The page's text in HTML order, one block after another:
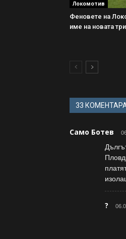
Локомотив
Феновете на
име на новата
33
Само Ботев
?